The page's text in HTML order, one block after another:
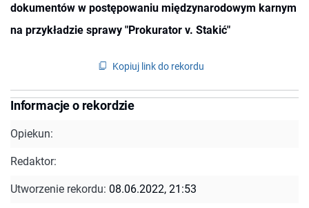
dokumentów w postępowaniu międzynarodowym karnym
na przykładzie sprawy "Prokurator v. Stakić"
Kopiuj link do rekordu
Informacje o rekordzie
Opiekun:
Redaktor:
Utworzenie rekordu: 08.06.2022, 21:53